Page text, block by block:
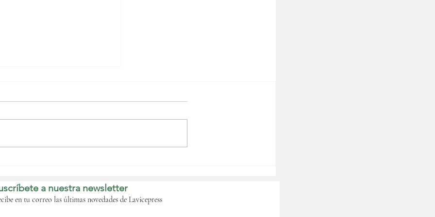
legislativos
por el
a nuestra newsletter
en tu correo las últimas novedades de Lavicepress